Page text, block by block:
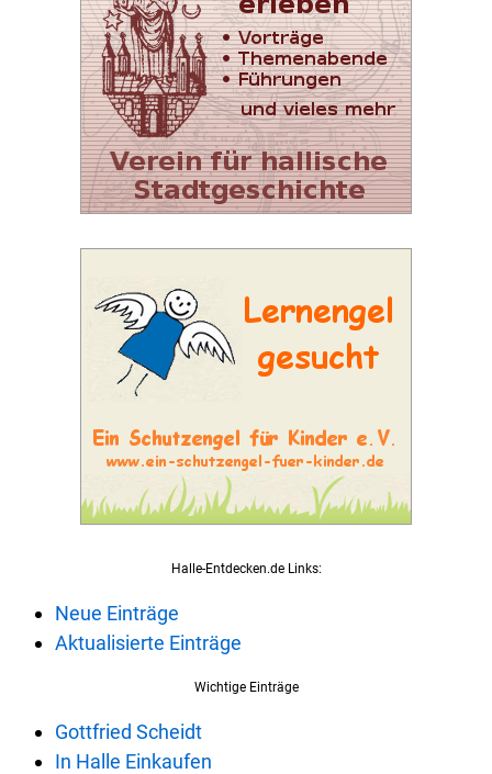
Halle-Entdecken.de Links:
Neue Einträge
Aktualisierte Einträge
Wichtige Einträge
Gottfried Scheidt
In Halle Einkaufen